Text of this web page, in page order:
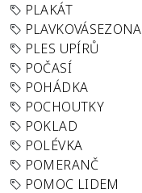
PLAKÁT
PLAVKOVÁSEZONA
PLES UPÍRŮ
POČASÍ
POHÁDKA
POCHOUTKY
POKLAD
POLÉVKA
POMERANČ
POMOC LIDEM